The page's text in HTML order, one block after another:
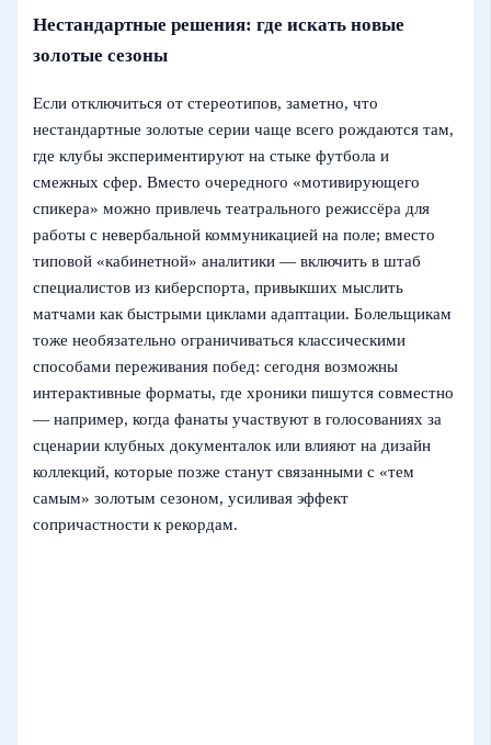
Нестандартные решения: где искать новые
золотые сезоны
Если отключиться от стереотипов, заметно, что
нестандартные золотые серии чаще всего рождаются там,
где клубы экспериментируют на стыке футбола и
смежных сфер. Вместо очередного «мотивирующего
спикера» можно привлечь театрального режиссёра для
работы с невербальной коммуникацией на поле; вместо
типовой «кабинетной» аналитики — включить в штаб
специалистов из киберспорта, привыкших мыслить
матчами как быстрыми циклами адаптации. Болельщикам
тоже необязательно ограничиваться классическими
способами переживания побед: сегодня возможны
интерактивные форматы, где хроники пишутся совместно
— например, когда фанаты участвуют в голосованиях за
сценарии клубных документалок или влияют на дизайн
коллекций, которые позже станут связанными с «тем
самым» золотым сезоном, усиливая эффект
сопричастности к рекордам.